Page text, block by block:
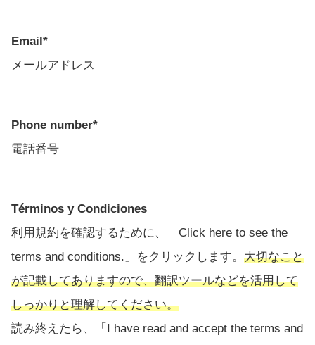
Email*
メールアドレス
Phone number*
電話番号
Términos y Condiciones
利用規約を確認するために、「Click here to see the
terms and conditions.」をクリックします。 大切なこと
が記載してありますので、翻訳ツールなどを活用して
しっかりと理解してください。
読み終えたら、「I have read and accept the terms and